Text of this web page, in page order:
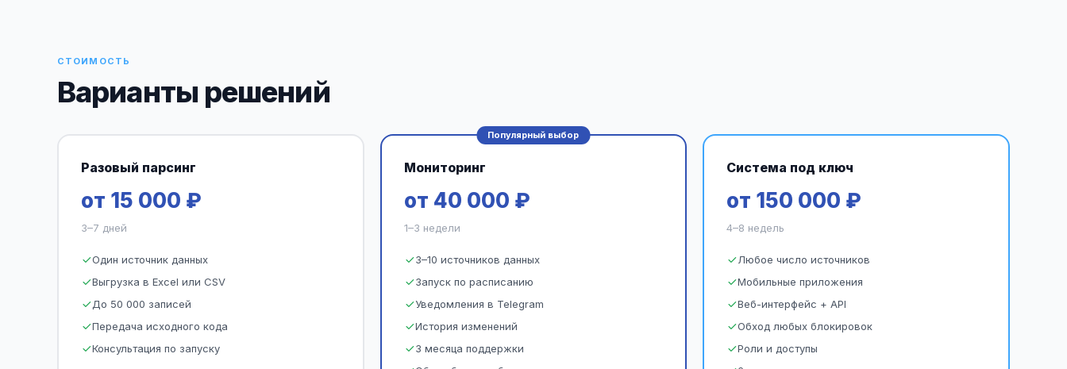
СТОИМОСТЬ
Варианты решений
Разовый парсинг
от 15 000 ₽
3–7 дней
Один источник данных
Выгрузка в Excel или CSV
До 50 000 записей
Передача исходного кода
Консультация по запуску
Популярный выбор
Мониторинг
от 40 000 ₽
1–3 недели
3–10 источников данных
Запуск по расписанию
Уведомления в Telegram
История изменений
3 месяца поддержки
Система под ключ
от 150 000 ₽
4–8 недель
Любое число источников
Мобильные приложения
Веб-интерфейс + API
Обход любых блокировок
Роли и доступы